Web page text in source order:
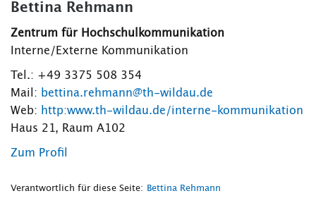
Bettina Rehmann
Zentrum für Hochschulkommunikation
Interne/Externe Kommunikation
Tel.: +49 3375 508 354
Mail: bettina.rehmann@th-wildau.de
Web: http:www.th-wildau.de/interne-kommunikation
Haus 21, Raum A102
Zum Profil
Verantwortlich für diese Seite: Bettina Rehmann